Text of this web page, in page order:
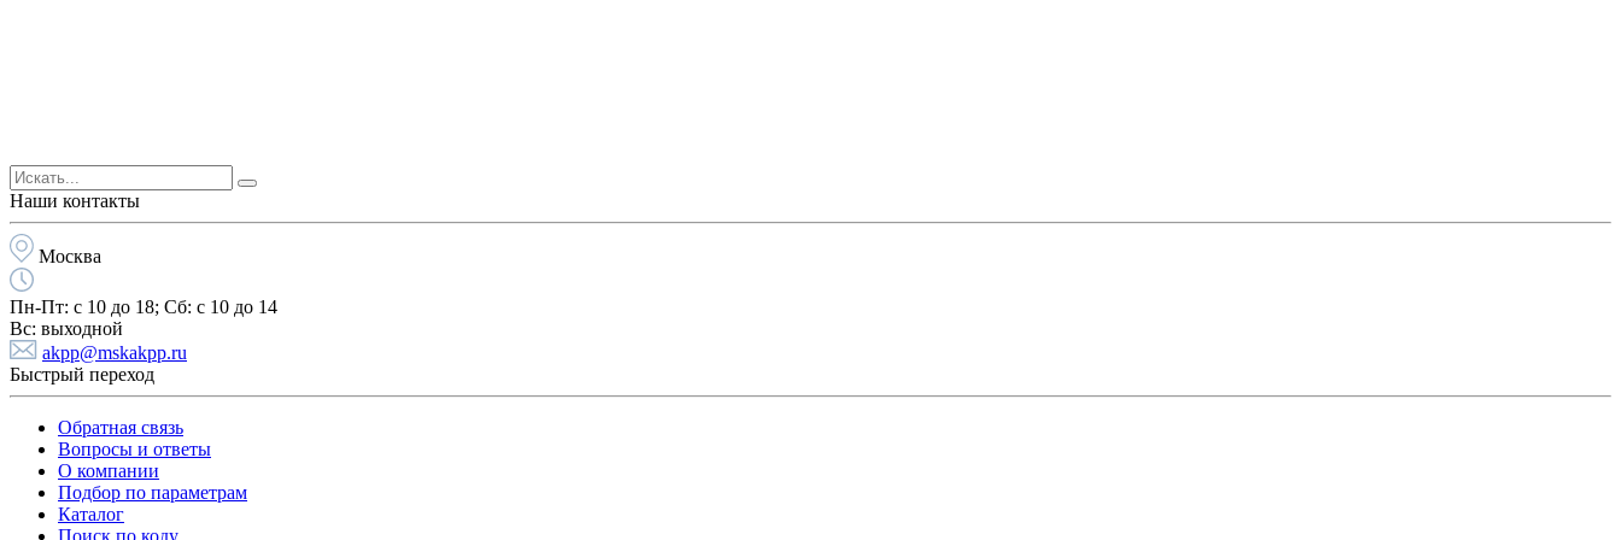
Наши контакты
Москва
Пн-Пт: с 10 до 18; Cб: с 10 до 14
Вс: выходной
akpp@mskakpp.ru
Быстрый переход
Обратная связь
Вопросы и ответы
О компании
Подбор по параметрам
Каталог
Поиск по коду